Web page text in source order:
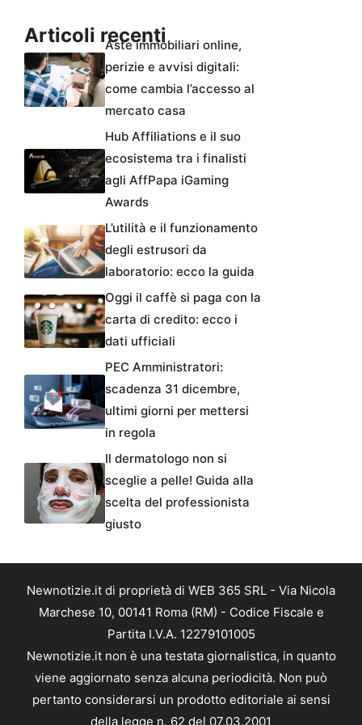
Articoli recentiAste immobiliari online,
perizie e avvisi digitali:
come cambia l’accesso al
mercato casa
Hub Affiliations e il suo
ecosistema tra i finalisti
agli AffPapa iGaming
Awards
L’utilità e il funzionamento
degli estrusori da
laboratorio: ecco la guida
Oggi il caffè si paga con la
carta di credito: ecco i
dati ufficiali
PEC Amministratori:
scadenza 31 dicembre,
ultimi giorni per mettersi
in regola
Il dermatologo non si
sceglie a pelle! Guida alla
scelta del professionista
giusto
Newnotizie.it di proprietà di WEB 365 SRL - Via Nicola
Marchese 10, 00141 Roma (RM) - Codice Fiscale e
Partita I.V.A. 12279101005
Newnotizie.it non è una testata giornalistica, in quanto
viene aggiornato senza alcuna periodicità. Non può
pertanto considerarsi un prodotto editoriale ai sensi
della legge n. 62 del 07.03.2001